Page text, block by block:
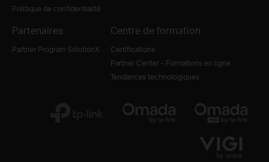
Politique de confidentialité
Partenaires
Partner Program SolutionX
Centre de formation
Certifications
Partner Center - Formations en ligne
Tendances technologiques